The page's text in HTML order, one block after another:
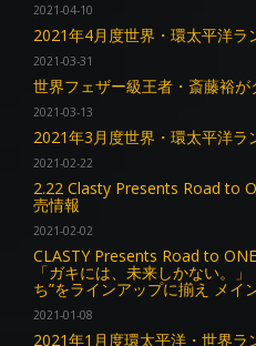
2021-04-10
2021年4月度世界・環太平洋ラ
2021-03-31
世界フェザー級王者・斎藤裕が
2021-03-13
2021年3月度世界・環太平洋ラ
2021-02-22
2.22 Clasty Presents Road to
売情報
2021-02-02
CLASTY Presents Road to
「ガキには、未来しかない。
ち”をラインアップに揃え メイ
2021-01-08
2021年1月度環太平洋・世界ラ